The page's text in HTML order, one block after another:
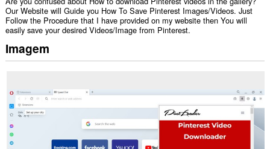
Our Website will Guide you How To Save Pinterest Images/Videos. Just
Follow the Procedure that I have provided on my website then You will
easily save your desired Videos/Image from Pinterest.
Imagem